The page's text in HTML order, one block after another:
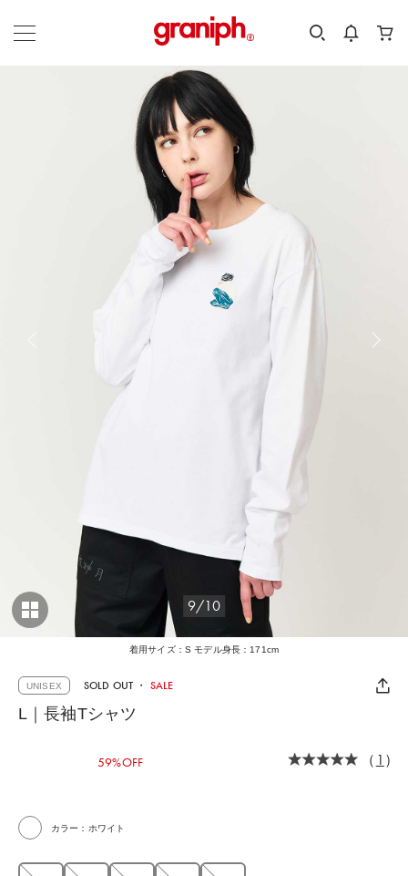
カテゴリーから探す
KIDS
着用サイズ：S モデル身長：171cm
9/10
UNISEX SOLD OUT ・ SALE
L｜長袖Tシャツ
59%OFF （ 1 ）
カラー：ホワイト